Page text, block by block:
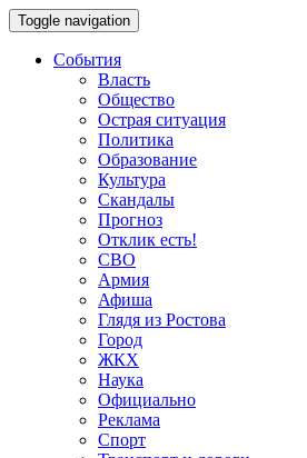
Toggle navigation
События
Власть
Общество
Острая ситуация
Политика
Образование
Культура
Скандалы
Прогноз
Отклик есть!
СВО
Армия
Афиша
Глядя из Ростова
Город
ЖКХ
Наука
Официально
Реклама
Спорт